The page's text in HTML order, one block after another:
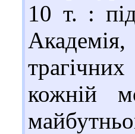
10 т. :
кожній